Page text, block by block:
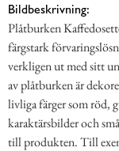
Bildbeskrivning:
Plåtburken
färgstark
verkligen ut med sitt
av plåtburken är
livliga färger som röd,
karaktärsbilder och
till produkten. Till